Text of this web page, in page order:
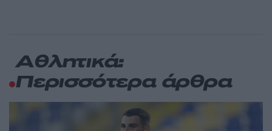
Αθλητικά:
Περισσότερα άρθρα